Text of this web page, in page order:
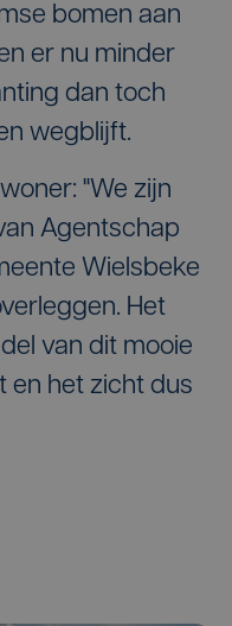
bomen aan
er nu minder
dan toch
wegblijft.
"We zijn
Agentschap
Wielsbeke
Het
van dit mooie
en het zicht dus